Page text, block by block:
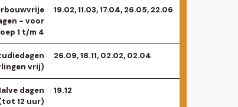
- voor
1 t/m 4
19.02, 11.03, 17.04, 26.05, 22.06
vrij)
26.09, 18.11, 02.02, 02.04
dagen
12 uur)
19.12